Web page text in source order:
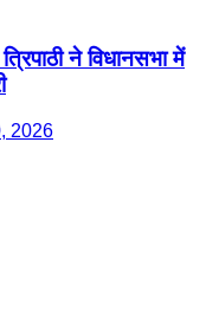
ने विधानसभा में
2026